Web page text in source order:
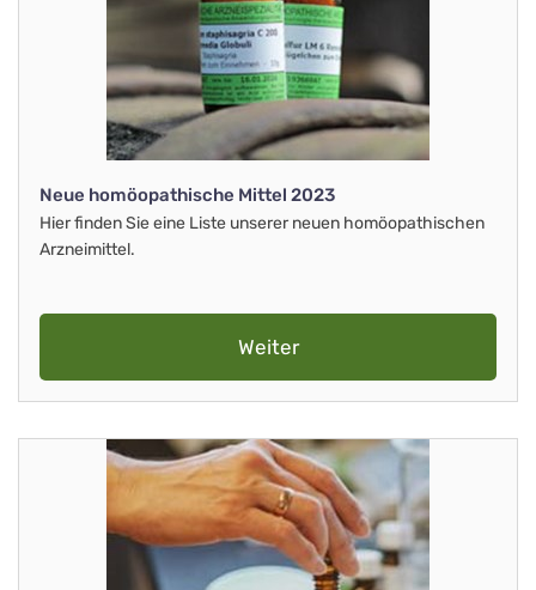
Neue homöopathische Mittel 2023
Hier finden Sie eine Liste unserer neuen homöopathischen
Arzneimittel.
Weiter